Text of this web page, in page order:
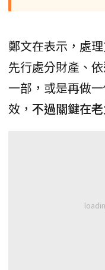
鄭文在表示，處
先行處分財產、
一部，或是再做
效， 不過關鍵在老